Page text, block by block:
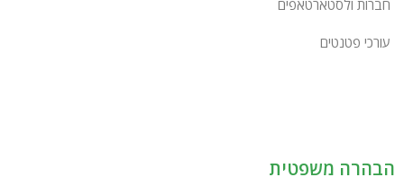
חברות ולסטארטאפים
עורכי פטנטים
הבהרה משפטית